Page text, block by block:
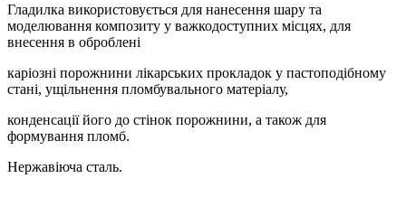
Гладилка використовується для нанесення шару та
моделювання композиту у важкодоступних місцях, для
внесення в оброблені
каріозні порожнини лікарських прокладок у пастоподібному
стані, ущільнення пломбувального матеріалу,
конденсації його до стінок порожнини, а також для
формування пломб.
Нержавіюча сталь.